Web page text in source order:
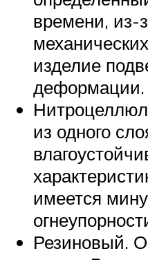
времени, из-
изделие
деформации.
из одного
имеется
Резиновый.